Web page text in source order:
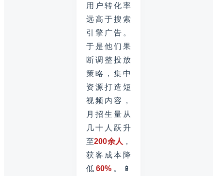
用户转化率
远高于搜索
引擎广告。
于是他们果
断调整投放
策略，集中
资源打造短
视频内容，
月招生量从
几十人跃升
至200余人 ，
获客成本降
低 60% 。📱